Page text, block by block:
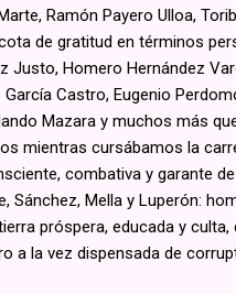
Ramón Payero Ulloa,
de gratitud en términos
Justo, Homero Hernández
Castro, Eugenio
Mazara y muchos más
mientras cursábamos la
combativa y garante
Sánchez, Mella y Luperón:
próspera, educada y
a la vez dispensada de